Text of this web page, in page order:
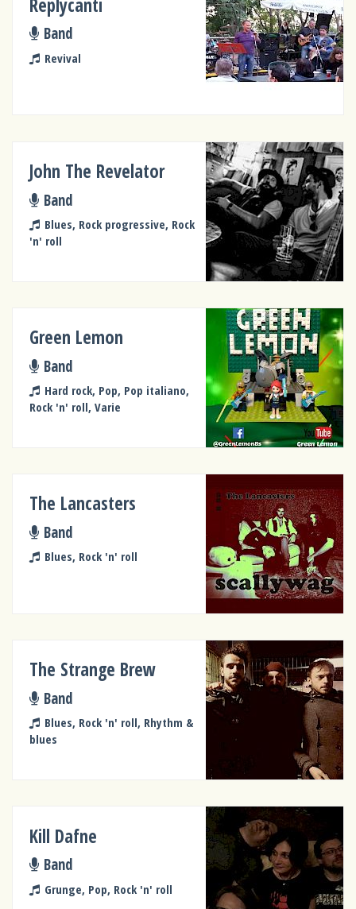
Replycanti
Band
Revival
John The Revelator
Band
Blues, Rock progressive, Rock
'n' roll
Green Lemon
Band
Hard rock, Pop, Pop italiano,
Rock 'n' roll, Varie
The Lancasters
Band
Blues, Rock 'n' roll
The Strange Brew
Band
Blues, Rock 'n' roll, Rhythm &
blues
Kill Dafne
Band
Grunge, Pop, Rock 'n' roll